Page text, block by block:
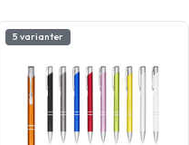
skriveredskab af høj kvalitet. Den
kombinerer moderne design med
traditionelt håndværk, hvilket gør
den velegnet som valg både til
hverdagsbrug og til særlige
lejligheder. Dens fine spids sikrer en
jævn og præcis skriveoplevelse, mens
dekorationen med palladium tilføjer
et strejf af elegance. Uanset om […]
5 varianter